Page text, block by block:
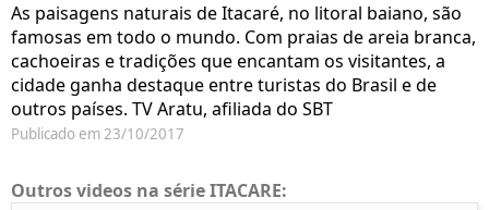
As paisagens naturais de Itacaré, no litoral baiano, são
famosas em todo o mundo. Com praias de areia branca,
cachoeiras e tradições que encantam os visitantes, a
cidade ganha destaque entre turistas do Brasil e de
outros países. TV Aratu, afiliada do SBT
Publicado em 23/10/2017
Outros videos na série ITACARE: